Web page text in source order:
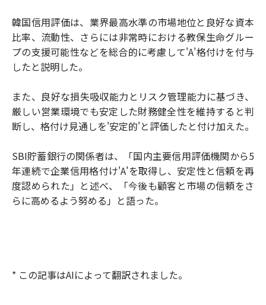
韓国信用評価は、業界最高水準の市場地位と良好な資本
比率、流動性、さらには非常時における教保生命グルー
プの支援可能性などを総合的に考慮して'A'格付けを付与
したと説明した。
また、良好な損失吸収能力とリスク管理能力に基づき、
厳しい営業環境でも安定した財務健全性を維持すると判
断し、格付け見通しを'安定的'と評価したと付け加えた。
SBI貯蓄銀行の関係者は、「国内主要信用評価機関から5
年連続で企業信用格付け'A'を取得し、安定性と信頼を再
度認められた」と述べ、「今後も顧客と市場の信頼をさ
らに高めるよう努める」と語った。
* この記事はAIによって翻訳されました。